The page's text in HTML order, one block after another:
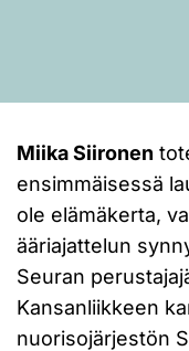
Miika Siironen
ensimmäisessä
ole elämäkerta,
ääriajattelun
Seuran
Kansanliikkeen
nuorisojärjestön